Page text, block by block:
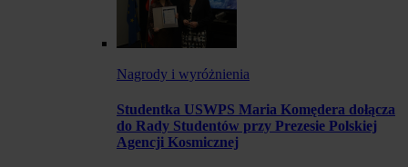
Nagrody i wyróżnienia
Studentka USWPS Maria Komędera dołącza
do Rady Studentów przy Prezesie Polskiej
Agencji Kosmicznej